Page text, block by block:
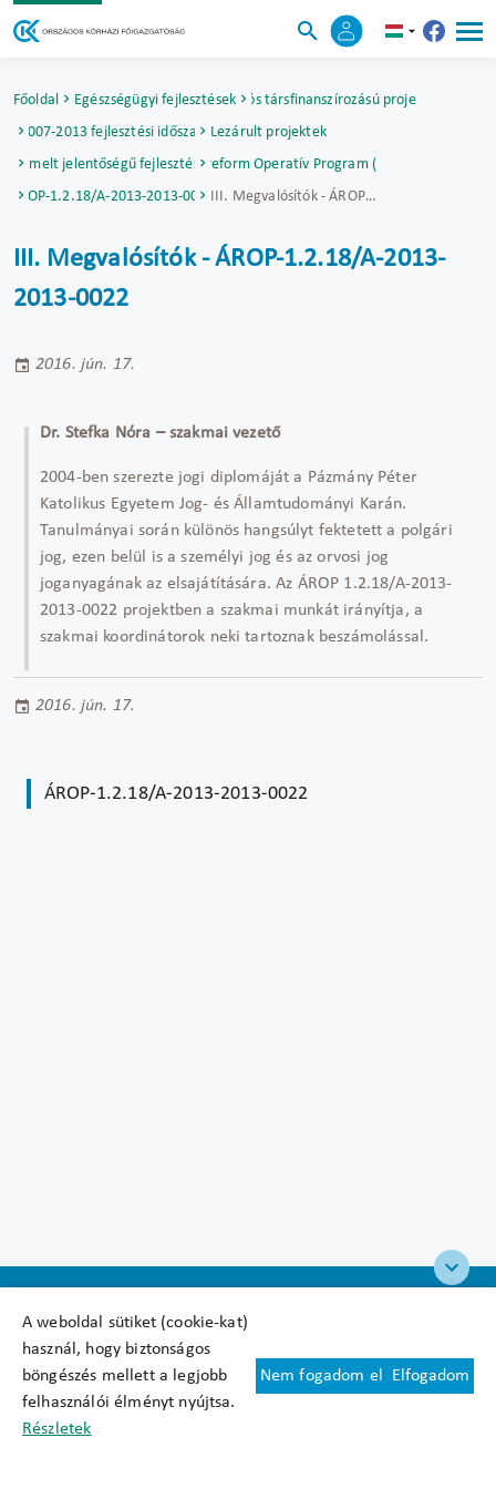
A weboldal sütiket (cookie-kat)
használ, hogy biztonságos
böngészés mellett a legjobb
felhasználói élményt nyújtsa.
Részletek
Nem fogadom el Elfogadom
Főoldal Egészségügyi fejlesztésekUniós társfinanszírozású projektek
2007-2013 fejlesztési időszak Lezárult projektek
Kiemelt jelentőségű fejlesztésekÁllamreform Operatív Program (ÁROP)
ÁROP-1.2.18/A-2013-2013-0022
III. Megvalósítók - ÁROP-1.2.18/A-2013-2013-0022
III. Megvalósítók - ÁROP-1.2.18/A-2013-
2013-0022
2016. jún. 17.
Dr. Stefka Nóra – szakmai vezető
2004-ben szerezte jogi diplomáját a Pázmány Péter
Katolikus Egyetem Jog- és Államtudományi Karán.
Tanulmányai során különös hangsúlyt fektetett a polgári
jog, ezen belül is a személyi jog és az orvosi jog
joganyagának az elsajátítására. Az ÁROP 1.2.18/A-2013-
2013-0022 projektben a szakmai munkát irányítja, a
szakmai koordinátorok neki tartoznak beszámolással.
2016. jún. 17.
ÁROP-1.2.18/A-2013-2013-0022
Felhasználási feltételek